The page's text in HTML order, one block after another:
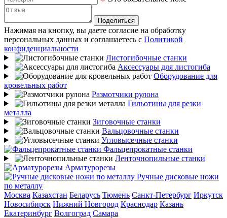
Поделиться
Нажимая на кнопку, вы даете согласие на обработку
персональных данных и соглашаетесь с Политикой
конфиденциальности
Листогибочные станки
Аксессуары для листогиба
Оборудование для
кровельных работ
Размотчики рулона
Гильотины для резки
металла
Зиговочные станки
Вальцовочные станки
Угловысечные станки
Фальцепрокатные станки
Ленточнопильные станки
Арматурорезы
Ручные дисковые ножи
по металлу
Москва Казахстан Беларусь Тюмень Санкт-Петербург Иркутск
Новосибирск Нижний Новгород Краснодар Казань
Екатеринбург Волгоград Самара